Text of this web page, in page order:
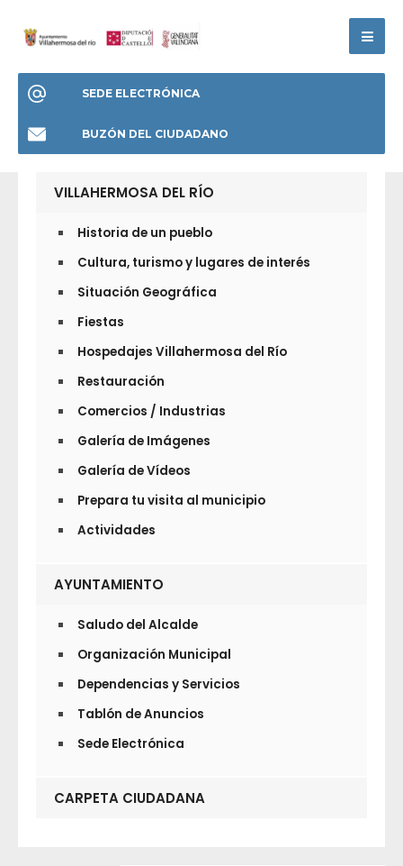
SEDE ELECTRÓNICA
BUZÓN DEL CIUDADANO
VILLAHERMOSA DEL RÍO
Historia de un pueblo
Cultura, turismo y lugares de interés
Situación Geográfica
Fiestas
Hospedajes Villahermosa del Río
Restauración
Comercios / Industrias
Galería de Imágenes
Galería de Vídeos
Prepara tu visita al municipio
Actividades
AYUNTAMIENTO
Saludo del Alcalde
Organización Municipal
Dependencias y Servicios
Tablón de Anuncios
Sede Electrónica
CARPETA CIUDADANA